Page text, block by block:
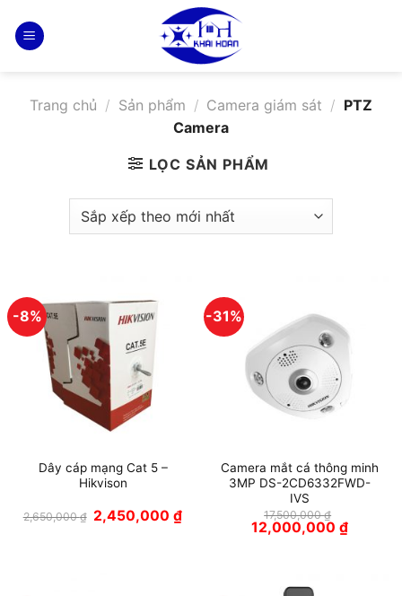
qua
Trang chủ / Sản phẩm / Camera giám sát / PTZ
Camera
LỌC SẢN PHẨM
-8%
Dây cáp mạng Cat 5 –
Hikvison
2,650,000₫ Giá
gốc
2,450,000₫Giá
-31%
Camera mắt cá thông minh
3MP DS-2CD6332FWD-
IVS
17,500,000₫
Giá
gốc
12,000,000 ₫Giá
hiện